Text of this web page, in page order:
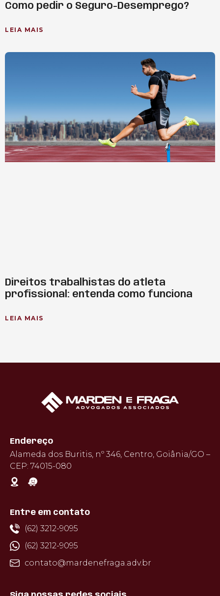
Como pedir o Seguro-Desemprego?
LEIA MAIS
Direitos trabalhistas do atleta
profissional: entenda como funciona
LEIA MAIS
Endereço
Alameda dos Buritis, nº 346, Centro, Goiânia/GO –
CEP: 74015-080
Entre em contato
(62) 3212-9095
(62) 3212-9095
contato@mardenefraga.adv.br